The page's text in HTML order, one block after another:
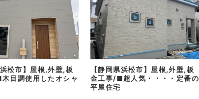
浜松市】屋根,外壁,板
目調使用したオシャ
【静岡県浜松市】屋根,外壁,板
金工事/■超人気・・・・定番の
平屋住宅